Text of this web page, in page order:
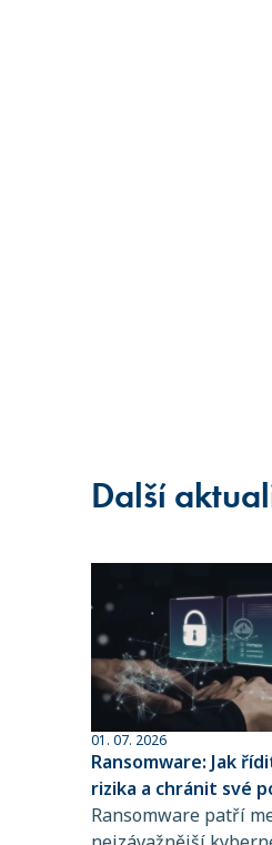
Další
01. 07. 2026
Ransomware: Jak
rizika a chránit své
Ransomware patří